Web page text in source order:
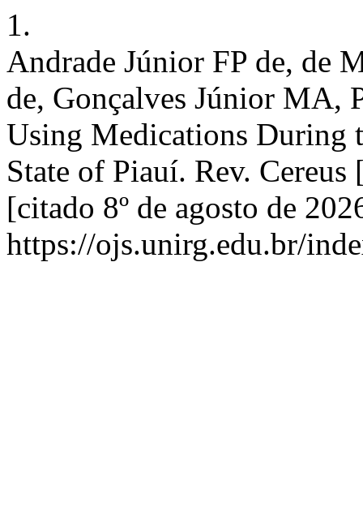
1.
Andrade Júnior FP de, de
de, Gonçalves Júnior MA,
Using Medications During
State of Piauí. Rev.
[citado 8º de agosto de
https://ojs.unirg.edu.br/